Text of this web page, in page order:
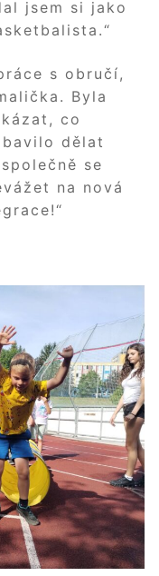
jsem si jako
s obručí,
Byla
co
bavilo dělat
se
na nová